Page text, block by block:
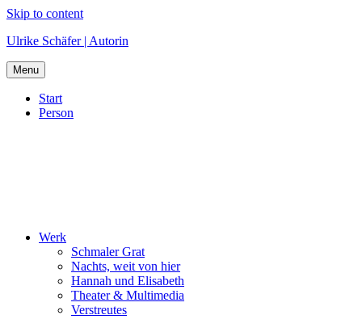
Skip to content
Ulrike Schäfer | Autorin
Menu
Start
Person
Werk
Schmaler Grat
Nachts, weit von hier
Hannah und Elisabeth
Theater & Multimedia
Verstreutes